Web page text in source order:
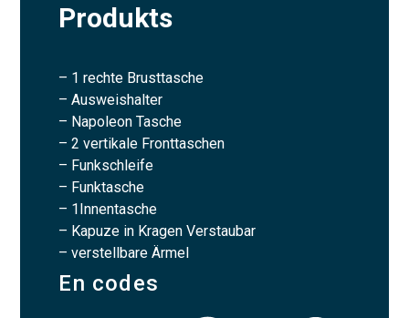
Produkts
– 1 rechte Brusttasche
– Ausweishalter
– Napoleon Tasche
– 2 vertikale Fronttaschen
– Funkschleife
– Funktasche
– 1Innentasche
– Kapuze in Kragen Verstaubar
– verstellbare Ärmel
En codes